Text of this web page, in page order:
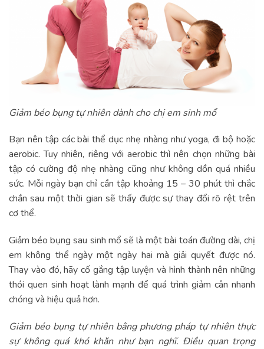
Giảm béo bụng tự nhiên dành cho chị em sinh mổ
Bạn nên tập các bài thể dục nhẹ nhàng như yoga, đi bộ hoặc
aerobic. Tuy nhiên, riêng với aerobic thì nên chọn những bài
tập có cường độ nhẹ nhàng cũng như không dồn quá nhiều
sức. Mỗi ngày bạn chỉ cần tập khoảng 15 – 30 phút thì chắc
chắn sau một thời gian sẽ thấy được sự thay đổi rõ rệt trên
cơ thể.
Giảm béo bụng sau sinh mổ sẽ là một bài toán đường dài, chị
em không thể ngày một ngày hai mà giải quyết được nó.
Thay vào đó, hãy cố gắng tập luyện và hình thành nên những
thói quen sinh hoạt lành mạnh để quá trình giảm cân nhanh
chóng và hiệu quả hơn.
Giảm béo bụng tự nhiên bằng phương pháp tự nhiên thực
sự không quá khó khăn như bạn nghĩ. Điều quan trọng